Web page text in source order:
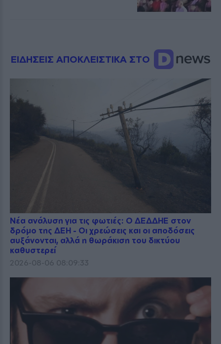
ΕΙΔΗΣΕΙΣ ΑΠΟΚΛΕΙΣΤΙΚΑ ΣΤΟ
Νέα ανάλυση για τις φωτιές: Ο ΔΕΔΔΗΕ στον
δρόμο της ΔΕΗ - Οι χρεώσεις και οι αποδόσεις
αυξάνονται, αλλά η θωράκιση του δικτύου
καθυστερεί
2026-08-06 08:09:33